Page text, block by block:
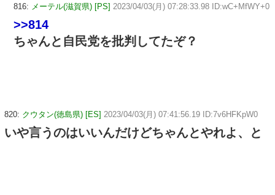
816: メーテル(滋賀県) [PS] 2023/04/03(月) 07:28:33.98 ID:wC+MfWY+0
>>814
ちゃんと自民党を批判してたぞ？
820: クウタン(徳島県) [ES] 2023/04/03(月) 07:41:56.19 ID:7v6HFKpW0
いや言うのはいいんだけどちゃんとやれよ、と